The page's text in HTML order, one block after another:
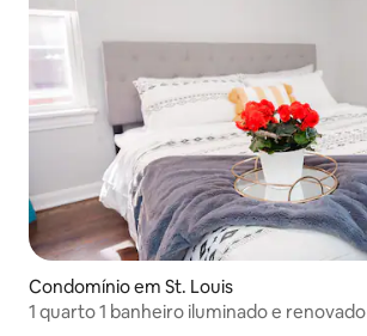
Condomínio em St. Louis
1 quarto 1 banheiro iluminado e renovado